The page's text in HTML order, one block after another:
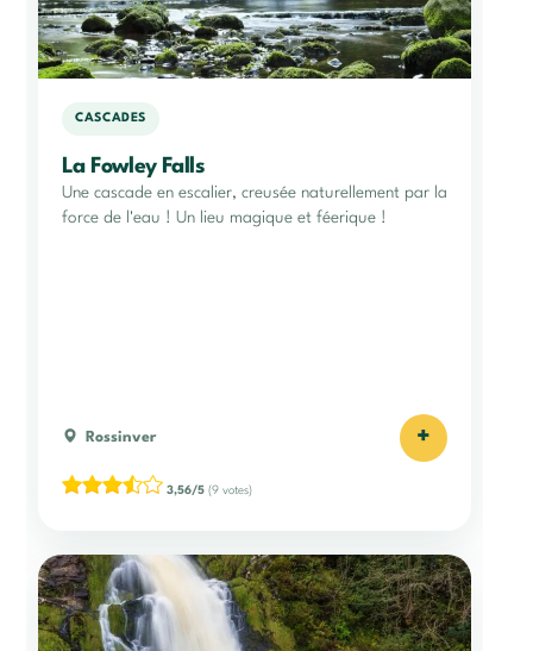
CASCADES
La Fowley Falls
Une cascade en escalier, creusée naturellement par la
force de l'eau ! Un lieu magique et féerique !
Rossinver +
3,56/5 (9 votes)